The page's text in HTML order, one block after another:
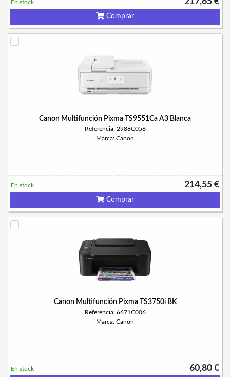
En stock
Comprar
Canon Multifunción Pixma TS9551Ca A3 Blanca
Referencia: 2988C056
Marca: Canon
214,55 €
En stock
Comprar
Canon Multifunción Pixma TS3750i BK
Referencia: 6671C006
Marca: Canon
60,80 €
En stock